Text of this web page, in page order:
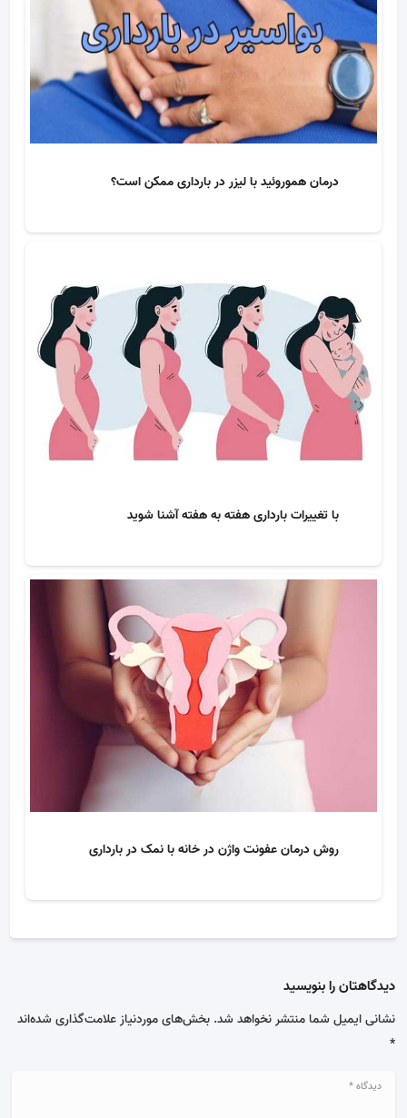
درمان هموروئید با لیزر در بارداری ممکن است؟
با تغییرات بارداری هفته به هفته آشنا شوید
روش درمان عفونت واژن در خانه با نمک در بارداری
دیدگاهتان را بنویسید
نشانی ایمیل شما منتشر نخواهد شد. بخش‌های موردنیاز علامت‌گذاری شده‌اند
*